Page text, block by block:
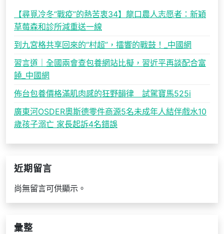
【尋覓冷冬“戰疫”的熱苦衷34】龍口農人志愿者：新穎
草莓森和診所減重送一線
到九宮格共享回來的“村超”，擂響的戰鼓！_中國網
習言道｜全國兩會查包養網站比擬，習近平再談配合富
饒_中國網
佈台包養價格滿肌肉感的狂野韻律 試駕寶馬525i
廣東河OSDER奧斯德零件商源5名未成年人結伴戲水10
歲孩子溺亡 家長起訴4名錯誤
近期留言
尚無留言可供顯示。
彙整